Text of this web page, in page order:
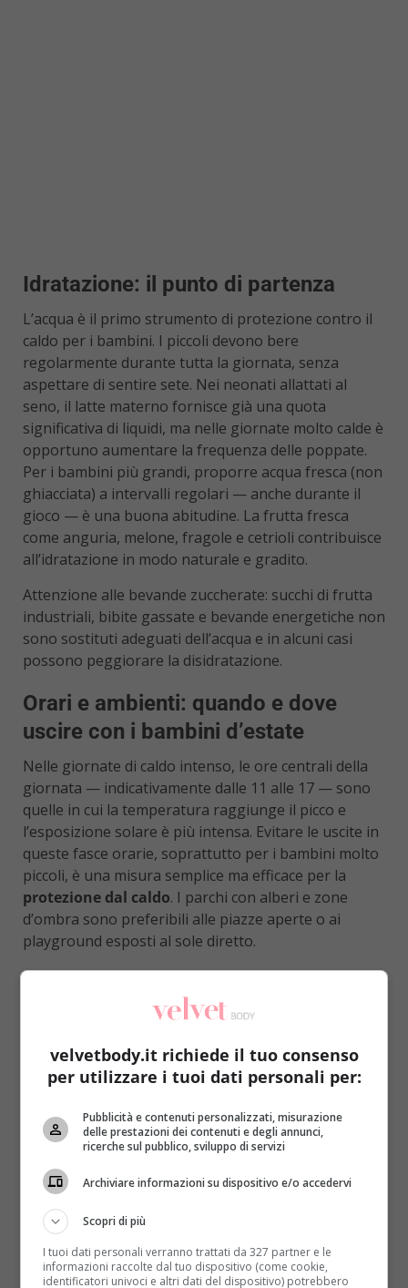
Idratazione: il punto di partenza
L’acqua è il primo strumento di protezione contro il
caldo per i bambini. I piccoli devono bere
regolarmente durante tutta la giornata, senza
aspettare di sentire sete. Nei neonati allattati al
seno, il latte materno fornisce già una quota
significativa di liquidi, ma nelle giornate molto calde è
opportuno aumentare la frequenza delle poppate.
Per i bambini più grandi, proporre acqua fresca (non
ghiacciata) a intervalli regolari — anche durante il
gioco — è una buona abitudine. La frutta fresca
come anguria, melone, fragole e cetrioli contribuisce
all’idratazione in modo naturale e gradito.
Attenzione alle bevande zuccherate: succhi di frutta
industriali, bibite gassate e bevande energetiche non
sono sostituti adeguati dell’acqua e in alcuni casi
possono peggiorare la disidratazione.
Orari e ambienti: quando e dove
uscire con i bambini d’estate
Nelle giornate di caldo intenso, le ore centrali della
giornata — indicativamente dalle 11 alle 17 — sono
quelle in cui la temperatura raggiunge il picco e
l’esposizione solare è più intensa. Evitare le uscite in
queste fasce orarie, soprattutto per i bambini molto
piccoli, è una misura semplice ma efficace per la
protezione dal caldo. I parchi con alberi e zone
d’ombra sono preferibili alle piazze aperte o ai
playground esposti al sole diretto.
In casa, mantenere gli ambienti freschi durante le
ore più calde — chiudendo le persiane e aprendo le
finestre nelle ore serali e notturne — aiuta a creare
condizionatore, usatelo con moderazione: la
temperatura interna ideale non dovrebbe essere
inferiore di più di 5-7 gradi rispetto a quella esterna,
per evitare sbalzi termici eccessivi all’uscita.
Abbigliamento e protezione solare
per i più piccoli
Vestire i bambini con abiti leggeri, in fibre naturali
come il cotone, di colore chiaro, favorisce la
traspirazione e riduce l’accumulo di calore. Nei
velvetbody.it richiede il tuo consenso
per utilizzare i tuoi dati personali per:
Pubblicità e contenuti personalizzati, misurazione
delle prestazioni dei contenuti e degli annunci,
ricerche sul pubblico, sviluppo di servizi
Archiviare informazioni su dispositivo e/o accedervi
Scopri di più
I tuoi dati personali verranno trattati da 327 partner e le
informazioni raccolte dal tuo dispositivo (come cookie,
identificatori univoci e altri dati del dispositivo) potrebbero